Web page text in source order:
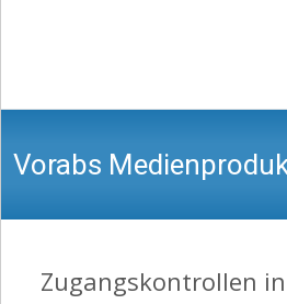
Vorabs
Nachrichten, Texte,
Zugangskontrollen